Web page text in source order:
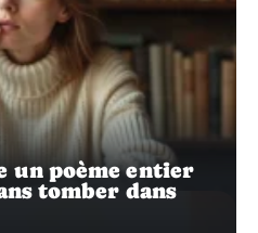
un poème entier
tomber dans